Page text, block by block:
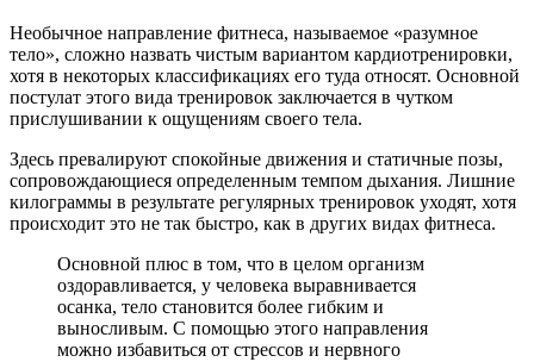
Необычное направление фитнеса, называемое «разумное
тело», сложно назвать чистым вариантом кардиотренировки,
хотя в некоторых классификациях его туда относят. Основной
постулат этого вида тренировок заключается в чутком
прислушивании к ощущениям своего тела.
Здесь превалируют спокойные движения и статичные позы,
сопровождающиеся определенным темпом дыхания. Лишние
килограммы в результате регулярных тренировок уходят, хотя
происходит это не так быстро, как в других видах фитнеса.
Основной плюс в том, что в целом организм
оздоравливается, у человека выравнивается
осанка, тело становится более гибким и
выносливым. С помощью этого направления
можно избавиться от стрессов и нервного